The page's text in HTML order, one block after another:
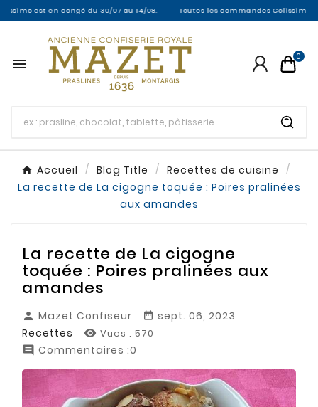
est en congé du 30/07 au 14/08. Toutes les commandes Colissimo
 0
Accueil Blog Title
Recettes de cuisine
La recette de La cigogne toquée : Poires pralinées
aux amandes
La recette de La cigogne
toquée : Poires pralinées aux
amandes
 Mazet Confiseur  sept. 06, 2023
Recettes
 Vues : 570
 Commentaires :0